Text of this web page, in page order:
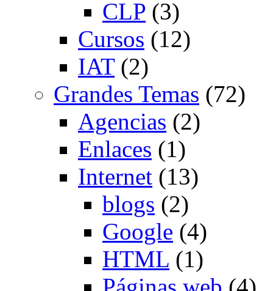
CLP (3)
Cursos (12)
IAT(2)
Grandes Temas (72)
Agencias (2)
Enlaces (1)
Internet (13)
blogs (2)
Google (4)
HTML (1)